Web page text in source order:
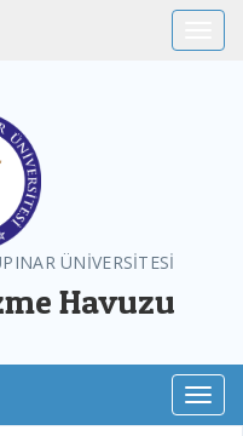
ÜNİVERSİTESİ
Havuzu